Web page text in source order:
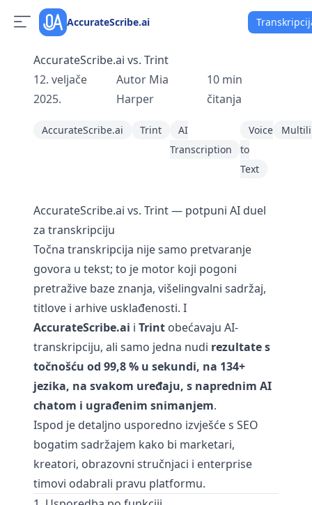
AccurateScribe.ai
AccurateScribe.ai vs. Trint
12. veljače
2025.
Autor Mia
Harper
10 min
čitanja
AccurateScribe.ai Trint
AI
Transcription
Voice
to
Text
AccurateScribe.ai vs. Trint — potpuni AI duel
za transkripciju
Točna transkripcija nije samo pretvaranje
govora u tekst; to je motor koji pogoni
pretražive baze znanja, višelingvalni sadržaj,
titlove i arhive usklađenosti. I
AccurateScribe.ai i Trint obećavaju AI-
transkripciju, ali samo jedna nudi rezultate s
točnošću od 99,8 % u sekundi, na 134+
jezika, na svakom uređaju, s naprednim AI
chatom i ugrađenim snimanjem.
Ispod je detaljno usporedno izvješće s SEO
bogatim sadržajem kako bi marketari,
kreatori, obrazovni stručnjaci i enterprise
timovi odabrali pravu platformu.